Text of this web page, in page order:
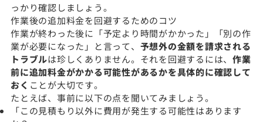
っかり確認しましょう。
作業後の追加料金を回避するためのコツ
作業が終わった後に「予定より時間がかかった」「別の作
業が必要になった」と言って、 予想外の金額を請求される
トラブルは珍しくありません。それを回避するには、 作業
前に追加料金がかかる可能性があるかを具体的に確認して
おく ことが大切です。
たとえば、事前に以下の点を聞いてみましょう。
「この見積もり以外に費用が発生する可能性はあります